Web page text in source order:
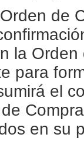
de
la
para
el
en su